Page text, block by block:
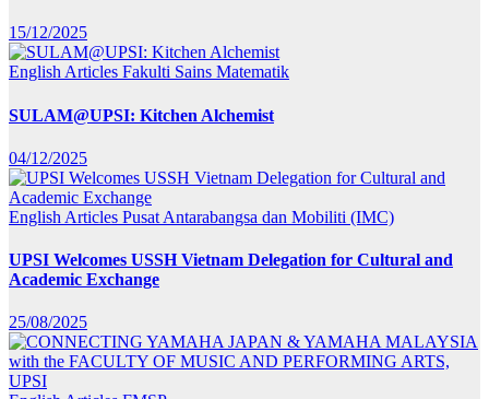
15/12/2025
English Articles Fakulti Sains Matematik
SULAM@UPSI: Kitchen Alchemist
04/12/2025
English Articles Pusat Antarabangsa dan Mobiliti (IMC)
UPSI Welcomes USSH Vietnam Delegation for Cultural and
Academic Exchange
25/08/2025